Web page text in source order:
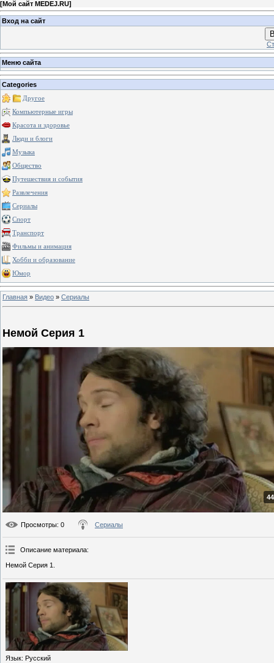
[Мой сайт MEDEJ.RU]
Вход на сайт
Меню сайта
Categories
Другое
Компьютерные игры
Красота и здоровье
Люди и блоги
Музыка
Общество
Путешествия и события
Развлечения
Сериалы
Спорт
Транспорт
Фильмы и анимация
Хобби и образование
Юмор
Главная » Видео » Сериалы
Немой Серия 1
Просмотры: 0 Сериалы
Описание материала:
Немой Серия 1.
Язык: Русский